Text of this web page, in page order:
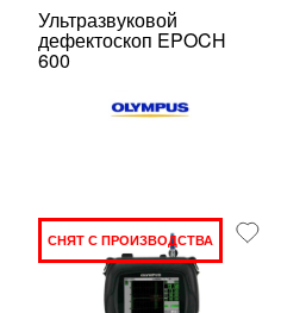
Ультразвуковой
дефектоскоп EPOCH
600
СНЯТ С ПРОИЗВОДСТВА